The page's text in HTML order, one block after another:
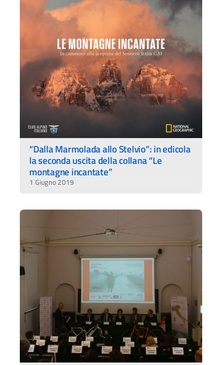
“Dalla Marmolada allo Stelvio”: in edicola
la seconda uscita della collana “Le
montagne incantate”
1 Giugno 2019